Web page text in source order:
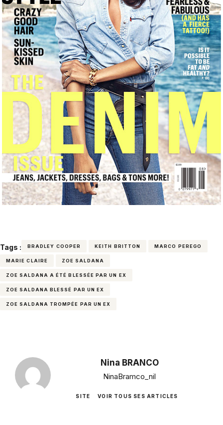
Tags : BRADLEY COOPER KEITH BRITTON MARCO PEREGO
MARIE CLAIRE ZOE SALDANA
ZOE SALDANA A ÉTÉ BLESSÉE PAR UN EX
ZOE SALDANA BLESSÉ PAR UN EX
ZOE SALDANA TROMPÉE PAR UN EX
Nina BRANCO
NinaBramco_nil
SITE VOIR TOUS SES ARTICLES